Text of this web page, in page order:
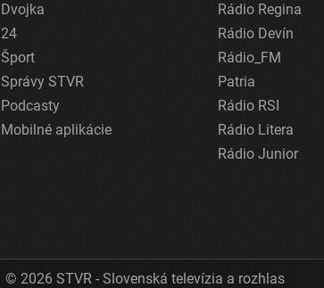
Dvojka
24
Šport
Správy STVR
Podcasty
Mobilné aplikácie
Rádio Regina
Rádio Devín
Rádio_FM
Patria
Rádio RSI
Rádio Litera
Rádio Junior
© 2026 STVR - Slovenská televízia a rozhlas